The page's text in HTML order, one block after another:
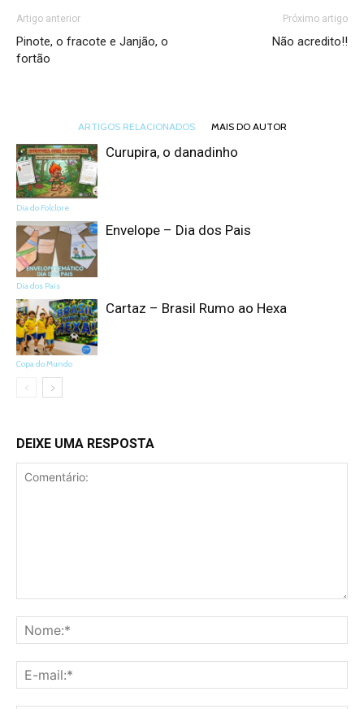
Artigo anterior
Pinote, o fracote e Janjão, o
fortão
Próximo artigo
Não acredito!!
ARTIGOS RELACIONADOS MAIS DO AUTOR
Dia do Folclore
Curupira, o danadinho
Dia dos Pais
Envelope – Dia dos Pais
Copa do Mundo
Cartaz – Brasil Rumo ao Hexa
DEIXE UMA RESPOSTA